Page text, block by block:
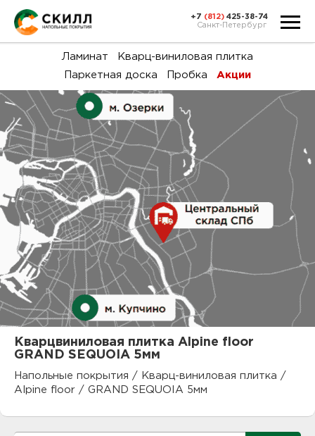
и
+7 (812) 425-38-74
Санкт-Петербург
Ламинат
Кварц-виниловая плитка
Паркетная доска
Пробка Акции
Кварцвиниловая плитка Alpine floor
GRAND SEQUOIA 5мм
Напольные покрытия / Кварц-виниловая плитка /
Alpine floor / GRAND SEQUOIA 5мм